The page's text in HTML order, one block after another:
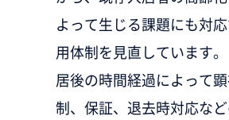
よって生じる課題にも対
用体制を見直しています
居後の時間経過によって
制、保証、退去時対応など